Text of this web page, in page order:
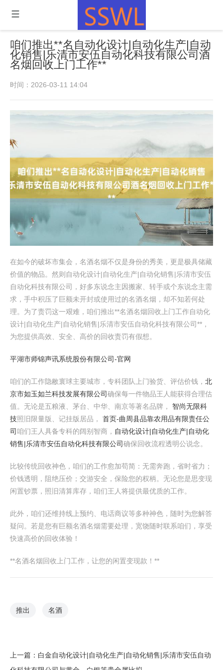
咱们推出**名自动化设计|自动化生产|自动
化销售|乐清市安伍自动化科技有限公司酒
名烟回收上门工作**
时间：2026-03-11 14:04
在如今的破坏市集会，名酒名烟不仅是身份的秀美，更是极具储藏
价值的物品。然则自动化设计|自动化生产|自动化销售|乐清市安伍
自动化科技有限公司，好多东说念主因搬家、转手或个东说念主需
求，手中积压了巨额未开封或使用过的名酒名烟，却不知若何处
理。为了责罚这一艰难，咱们推出**名酒名烟回收上门工作自动化
设计|自动化生产|自动化销售|乐清市安伍自动化科技有限公司**，
为您提供高效、安全、高价的回收责罚有假想。
平湖市师锦声讯系统股份有限公司-官网
咱们的工作隐敝寰球主要城市，专科团队上门验货、评估价钱， 北
京市如玉如兰科技发展有限公司确保每一件物品王人能获得合理估
值。无论是五粮液、茅台、中华、南京等著名品牌， 智尚无限科
技照旧限量版、记挂版居品， 首页-曲周县品靠农用品有限责任公
司 咱们王人具备专科的阔别智商， 自动化设计|自动化生产|自动化
销售|乐清市安伍自动化科技有限公司确保回收流程透明公说念。
比较传统回收神色，咱们的工作愈加苟简：无需奔跑，省时省力；
价钱透明，阻绝压价；交游安全，保险您的权柄。无论您是思变现
闲置钞票，照旧清算库存，咱们王人将提供最优质的工作。
此外，咱们还维持线上预约、电话商议等多种神色，随时为您解答
疑问。若是您有巨额名酒名烟需要处理，宽饶随时联系咱们，享受
快速高价的回收体验！
**名酒名烟回收上门工作，让您的闲置变现款！**
推出 名酒
上一篇： 白金自动化设计|自动化生产|自动化销售|乐清市安伍自动